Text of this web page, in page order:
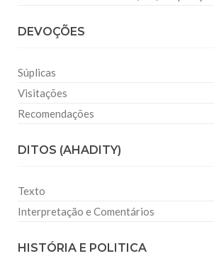
DEVOÇÕES
Súplicas
Visitações
Recomendações
DITOS (AHADITY)
Texto
Interpretação e Comentários
HISTÓRIA E POLITICA